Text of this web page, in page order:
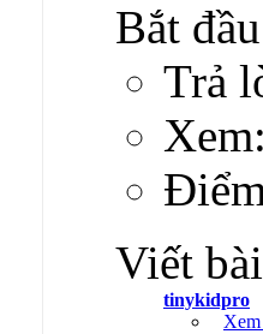
Bắt
Trả
Viết
tinykidpro